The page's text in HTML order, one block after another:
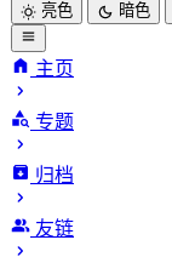
亮色 暗色
主页
专题
归档
友链
tmux 终